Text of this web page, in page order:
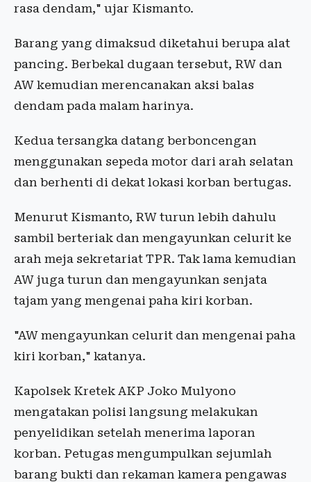
rasa dendam," ujar Kismanto.
Barang yang dimaksud diketahui berupa alat
pancing. Berbekal dugaan tersebut, RW dan
AW kemudian merencanakan aksi balas
dendam pada malam harinya.
Kedua tersangka datang berboncengan
menggunakan sepeda motor dari arah selatan
dan berhenti di dekat lokasi korban bertugas.
Menurut Kismanto, RW turun lebih dahulu
sambil berteriak dan mengayunkan celurit ke
arah meja sekretariat TPR. Tak lama kemudian
AW juga turun dan mengayunkan senjata
tajam yang mengenai paha kiri korban.
"AW mengayunkan celurit dan mengenai paha
kiri korban," katanya.
Kapolsek Kretek AKP Joko Mulyono
mengatakan polisi langsung melakukan
penyelidikan setelah menerima laporan
korban. Petugas mengumpulkan sejumlah
barang bukti dan rekaman kamera pengawas